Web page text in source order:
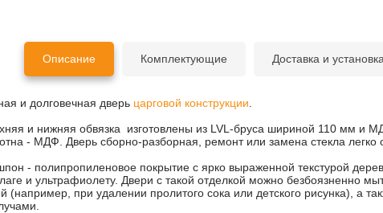
Описание Комплектующие Доставка и установка
и долговечная дверь царговой конструкции
и нижняя обвязка изготовлены из LVL-бруса шириной 110 мм и
- МДФ. Дверь сборно-разборная, ремонт или замена стекла легко
- полипропиленовое покрытие с ярко выраженной текстурой
и ультрафиолету. Двери с такой отделкой можно безбоязненно
(например, при удалении пролитого сока или детского рисунка), а